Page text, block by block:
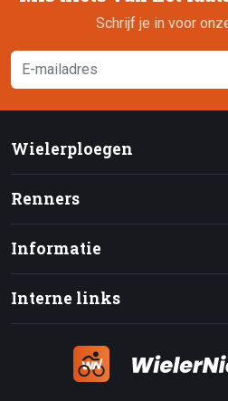
Schrijf je in voor
Wielerploegen
Renners
Informatie
Interne links